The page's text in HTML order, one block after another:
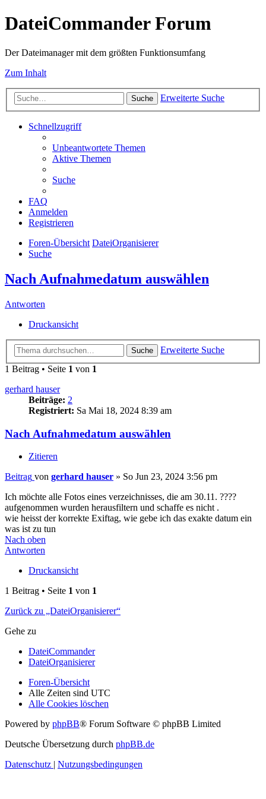
DateiCommander Forum
Der Dateimanager mit dem größten Funktionsumfang
Zum Inhalt
Suche Erweiterte Suche
Schnellzugriff
Unbeantwortete Themen
Aktive Themen
Suche
FAQ
Anmelden
Registrieren
Foren-Übersicht DateiOrganisierer
Suche
Nach Aufnahmedatum auswählen
Antworten
Druckansicht
Suche
Erweiterte Suche
1 Beitrag • Seite 1 von 1
gerhard hauser
Beiträge: 2
Registriert: Sa Mai 18, 2024 8:39 am
Nach Aufnahmedatum auswählen
Zitieren
Beitrag von gerhard hauser » So Jun 23, 2024 3:56 pm
Ich möchte alle Fotos eines verzeichnisses, die am 30.11. ????
aufgenommen wurden herausfiltern und schaffe es nicht .
wie heisst der korrekte Exiftag, wie gebe ich das exakte datum ein
was ist zu tun
Nach oben
Antworten
Druckansicht
1 Beitrag • Seite 1 von 1
Zurück zu „DateiOrganisierer“
Gehe zu
DateiCommander
DateiOrganisierer
Foren-Übersicht
Alle Zeiten sind UTC
Alle Cookies löschen
Powered by phpBB® Forum Software © phpBB Limited
Deutsche Übersetzung durch phpBB.de
Datenschutz | Nutzungsbedingungen